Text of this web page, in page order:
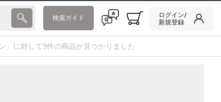
検索ガイド
ログイン/
新規登録
」に対して9件の商品が見つかりました